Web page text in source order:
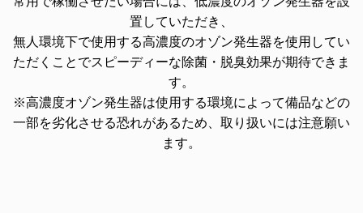
置していただき、
無人環境下で使用する高濃度のオゾン発生器を使用してい
ただくことでスピーディーな除菌・脱臭効果が期待できま
す。
※高濃度オゾン発生器は使用する環境によって備品などの
一部を劣化させる恐れがあるため、取り扱いには注意願い
ます。